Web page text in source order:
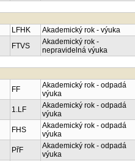
LFHK
Akademický rok - výuka
FTVS
Akademický rok -
nepravidelná výuka
FF
Akademický rok - odpadá
výuka
1.LF
Akademický rok - odpadá
výuka
FHS
Akademický rok - odpadá
výuka
PřF
Akademický rok - odpadá
výuka